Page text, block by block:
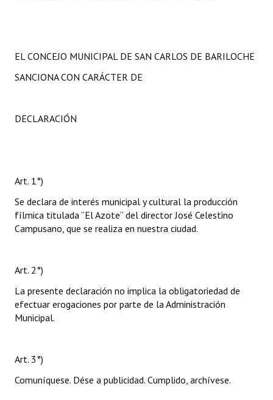
EL CONCEJO MUNICIPAL DE SAN CARLOS DE BARILOCHE
SANCIONA CON CARÁCTER DE
DECLARACIÓN
Art. 1°)
Se declara de interés municipal y cultural la producción
fílmica titulada “El Azote” del director José Celestino
Campusano, que se realiza en nuestra ciudad.
Art. 2°)
La presente declaración no implica la obligatoriedad de
efectuar erogaciones por parte de la Administración
Municipal.
Art. 3°)
Comuníquese. Dése a publicidad. Cumplido, archívese.